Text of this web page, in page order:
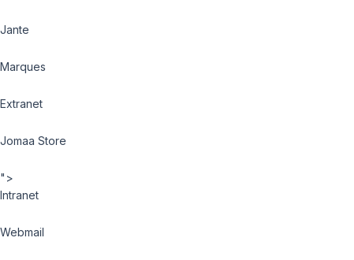
Jante
Marques
Extranet
Jomaa Store
">
Intranet
Webmail